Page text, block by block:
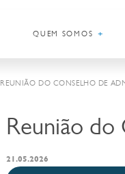
QUEM SOMOS +
REUNIÃO DO CONSELHO DE
Reunião do
21.05.2026